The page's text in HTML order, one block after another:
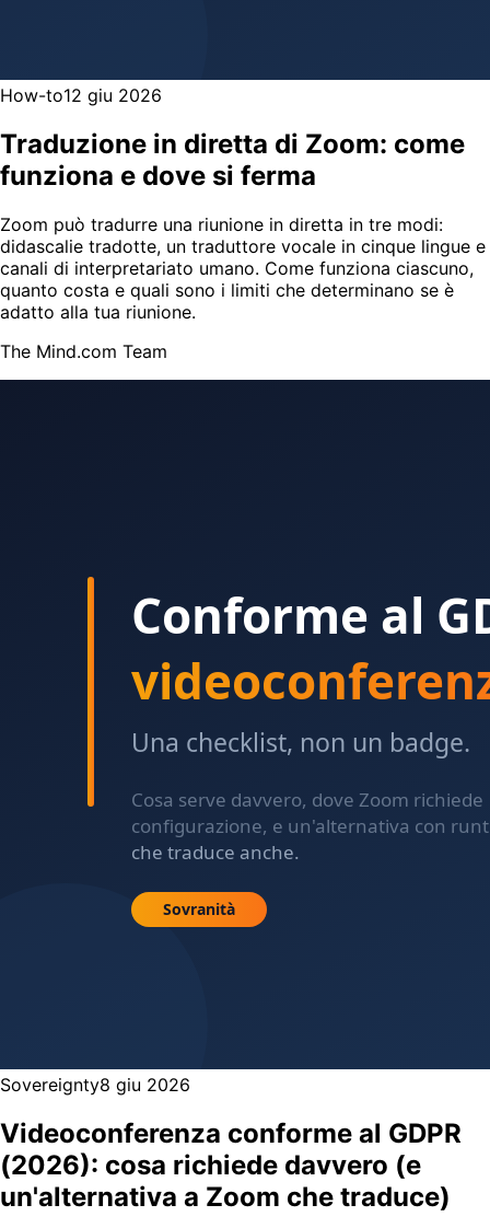
How-to12 giu 2026
Traduzione in diretta di Zoom: come
funziona e dove si ferma
Zoom può tradurre una riunione in diretta in tre modi:
didascalie tradotte, un traduttore vocale in cinque lingue e
canali di interpretariato umano. Come funziona ciascuno,
quanto costa e quali sono i limiti che determinano se è
adatto alla tua riunione.
The Mind.com Team
Sovereignty8 giu 2026
Videoconferenza conforme al GDPR
(2026): cosa richiede davvero (e
un'alternativa a Zoom che traduce)